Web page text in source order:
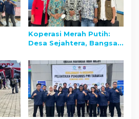
Koperasi Merah Putih:
Desa Sejahtera, Bangsa